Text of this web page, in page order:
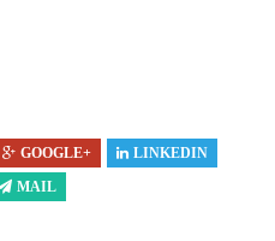
GOOGLE+
LINKEDIN
MAIL